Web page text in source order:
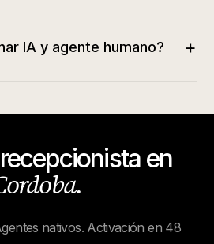
IA y agente humano? +
en
.
nativos. Activación en 48